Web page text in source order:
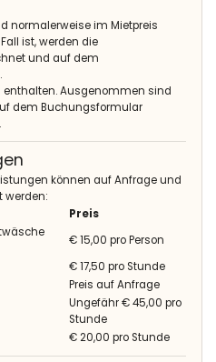
normalerweise im Mietpreis
ist, werden die
und auf dem
enthalten. Ausgenommen sind
dem Buchungsformular
können auf Anfrage und
werden:
Preis
€ 15,00 pro Person
€ 17,50 pro Stunde
Preis auf Anfrage
Ungefähr € 45,00 pro
Stunde
€ 20,00 pro Stunde